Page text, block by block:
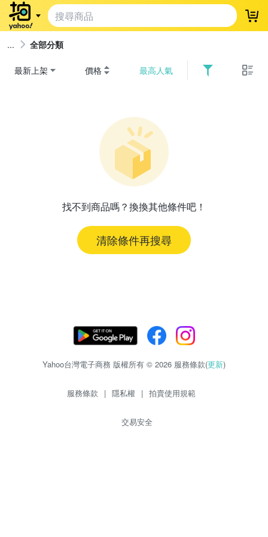
登
全部分類
最新上架 價格 最高人氣
找不到商品嗎？換換其他條件吧！
清除條件再搜尋
Yahoo台灣電子商務 版權所有 © 2026 服務條款(更新)
服務條款 | 隱私權 | 拍賣使用規範
交易安全